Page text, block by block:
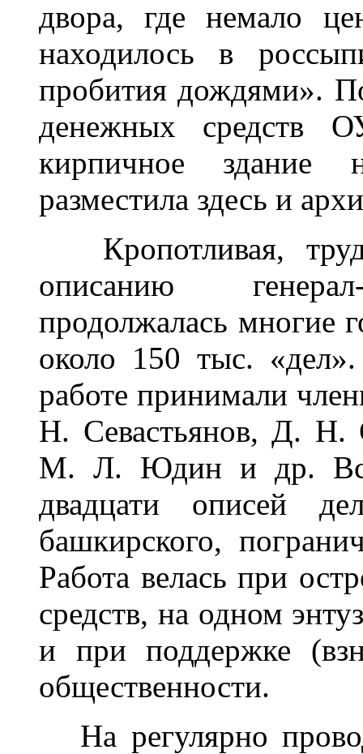
двора, где немало
находилось в
пробития дождями».
денежных средств
кирпичное
разместила здесь и
Кропотливая,
описанию генерал-
продолжалась многие
около 150 тыс.
работе принимали
Н. Севастьянов, Д.
М. Л. Юдин и др.
двадцати описей
башкирского,
Работа велась при
средств, на одном
и при поддержке
общественности.
На регулярно